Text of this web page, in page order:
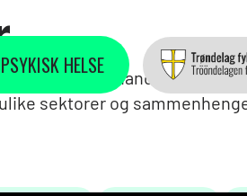
HELSE
som omhandler bruken
sektorer og